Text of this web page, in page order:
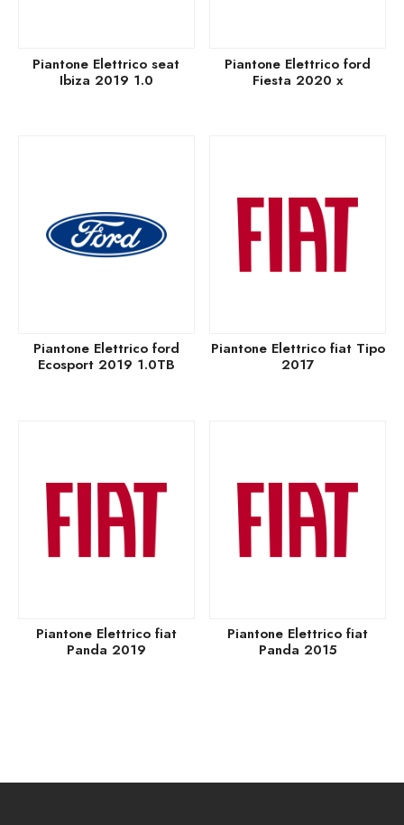
Piantone Elettrico seat
Ibiza 2019 1.0
Piantone Elettrico ford
Fiesta 2020 x
Piantone Elettrico ford
Ecosport 2019 1.0TB
Piantone Elettrico fiat Tipo
2017
Piantone Elettrico fiat
Panda 2019
Piantone Elettrico fiat
Panda 2015